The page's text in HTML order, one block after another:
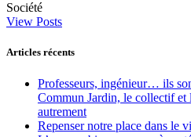
Société
View Posts
Articles récents
Professeurs, ingénieur… ils
Commun Jardin, le collectif
autrement
Repenser notre place dans le